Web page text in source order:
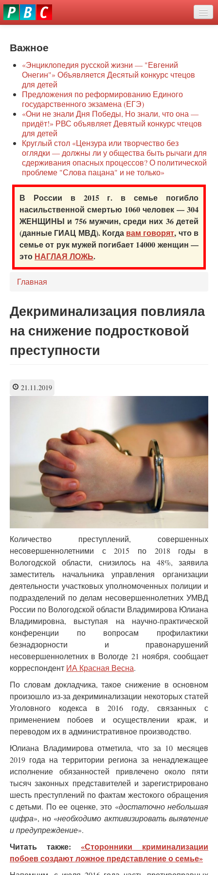
Перейти
к
О нас
Защита семей
Образование
Наше сопротивление
Регионы
Видео
Важное
«Энциклопедия русской жизни — "Евгений
Онегин"» Объявляется Десятый конкурс чтецов
для детей
Предложения по реформированию Единого
государственного экзамена (ЕГЭ)
«Они не знали Дня Победы, Но знали, что она —
придёт!» РВС объявляет Девятый конкурс чтецов
для детей
Круглый стол «Цензура или творчество без
оглядки — должны ли у общества быть рычаги для
сдерживания опасных процессов? О политической
проблеме "Слова пацана" и не только»
В России в 2015 г. в семье погибло
насильственной смертью 1060 человек — 304
ЖЕНЩИНЫ и 756 мужчин, среди них 36 детей
(данные ГИАЦ МВД). Когда вам говорят, что в
семье от рук мужей погибает 14000 женщин —
это НАГЛАЯ ЛОЖЬ.
Главная
Декриминализация повлияла
на снижение подростковой
преступности
21.11.2019
Количество преступлений, совершенных
несовершеннолетними с 2015 по 2018 годы в
Вологодской области, снизилось на 48%, заявила
заместитель начальника управления организации
деятельности участковых уполномоченных полиции и
подразделений по делам несовершеннолетних УМВД
России по Вологодской области Владимирова Юлиана
Владимировна, выступая на научно-практической
конференции по вопросам профилактики
безнадзорности и правонарушений
несовершеннолетних в Вологде 21 ноября, сообщает
корреспондент ИА Красная Весна.
По словам докладчика, такое снижение в основном
произошло из-за декриминализации некоторых статей
Уголовного кодекса в 2016 году, связанных с
применением побоев и осуществлении краж, и
переводом их в административное производство.
Юлиана Владимирова отметила, что за 10 месяцев
2019 года на территории региона за ненадлежащее
исполнение обязанностей привлечено около пяти
тысяч законных представителей и зарегистрировано
шесть преступлений по фактам жестокого обращения
с детьми. По ее оценке, это «достаточно небольшая
цифра», но «необходимо активизировать выявление
и предупреждение».
Читать также:«Сторонники криминализации
побоев создают ложное представление о семье»